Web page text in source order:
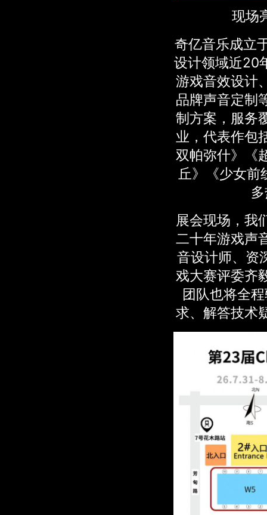
现场
奇亿音乐成立
设计领域近20
游戏音效设计
品牌声音定制
制方案，服务
业，代表作包
双帕弥什》《
丘》《少女前
展会现场，我
二十年游戏声
音设计师、资
戏大赛评委齐
团队也将全
求、解答技术